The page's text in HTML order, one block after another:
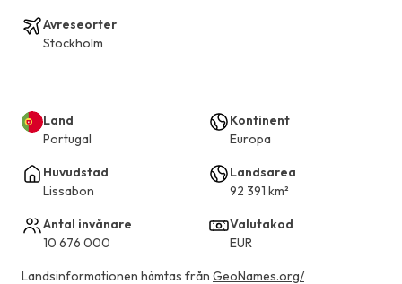
Avreseorter
Stockholm
Land
Portugal
Kontinent
Europa
Huvudstad
Lissabon
Landsarea
92 391 km²
Antal invånare
10 676 000
Valutakod
EUR
Landsinformationen hämtas från GeoNames.org/